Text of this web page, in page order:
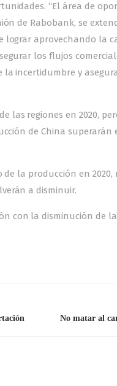
“El área de
de Rabobank, se
lograr aprovechando la
los flujos
incertidumbre y
las regiones en 2020,
de China
la producción en
a disminuir.
con la disminución de